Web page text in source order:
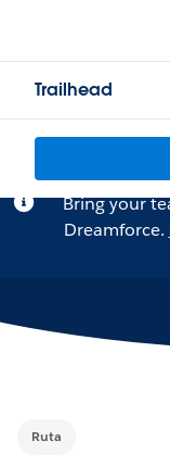
Trailhead
Bring your
Dreamforce.
Ruta